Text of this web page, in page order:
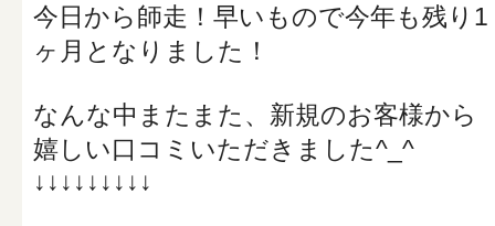
今日から師走！早いもので今年も残り1
ヶ月となりました！
なんな中またまた、新規のお客様から
嬉しい口コミいただきました^_^
↓↓↓↓↓↓↓↓↓